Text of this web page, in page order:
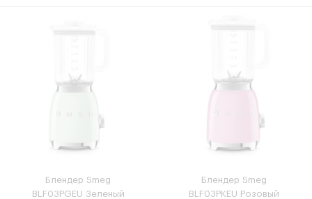
Блендер Smeg
BLF03PGEU Зеленый
Блендер Smeg
BLF03PKEU Розовый